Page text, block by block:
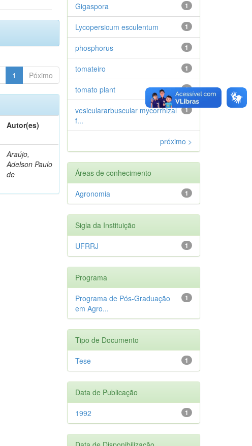
1 Póximo
Autor(es)
Araújo,
Adelson Paulo
de
1
Gigaspora
1
Lycopersicum esculentum
1
phosphorus
1
tomateiro
1
tomato plant
1
vesiculararbuscular mycorrhizal
f...
próximo >
Áreas de conhecimento
1
Agronomia
Sigla da Instituição
1
UFRRJ
Programa
1
Programa de Pós-Graduação
em Agro...
Tipo de Documento
1
Tese
Data de Publicação
1
1992